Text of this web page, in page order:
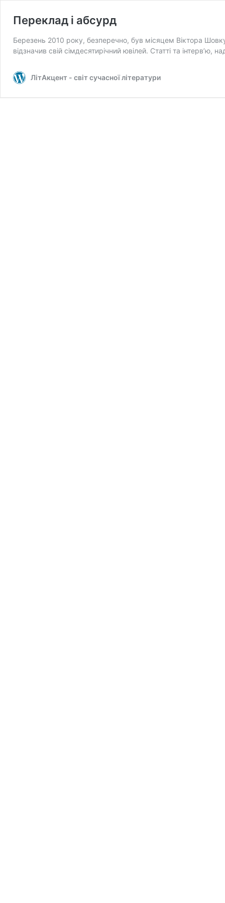
Переклад і абсурд
Березень 2010 року, безперечно, був місяцем Віктора
відзначив свій сімдесятирічний ювілей. Статті та інтерв’ю,
ЛітАкцент - світ сучасної літератури